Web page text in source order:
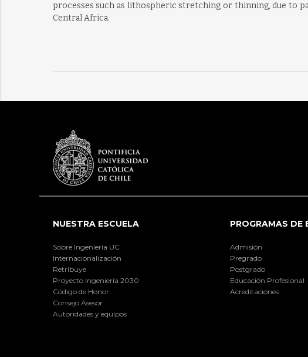
processes such as lithospheric stretching or thinning, due to
Central Africa.
NUESTRA ESCUELA
Sobre Ingeniería UC
Internacionalización
Retribuye
Proyecto Ingeniería 2030
Código de Honor
Consejo Asesor
Autoridades y equipos
PROGRAMAS DE
Admisión
Pregrado
Postgrado
Educación Profesional
Acreditaciones